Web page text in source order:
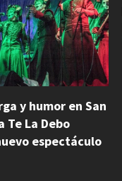
y humor en San
Te La Debo
espectáculo